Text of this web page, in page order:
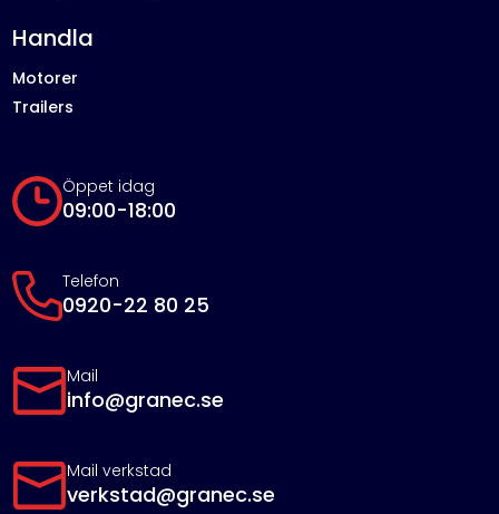
Öppet idag
09:00-18:00
Telefon
0920-22 80 25
Mail
info@granec.se
Mail verkstad
verkstad@granec.se
Handla
Motorer
Trailers